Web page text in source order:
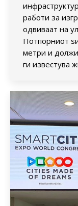
работи за
одвиваат на
Потпорниот
метри и
ги известува